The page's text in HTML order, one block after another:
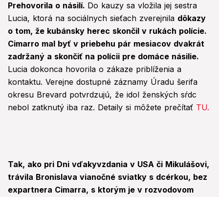
Prehovorila o násilí. Do kauzy sa vložila jej sestra
Lucia, ktorá na sociálnych sieťach zverejnila dôkazy
o tom, že kubánsky herec skončil v rukách polície.
Cimarro mal byť v priebehu pár mesiacov dvakrát
zadržaný a skončiť na polícii pre domáce násilie.
Lucia dokonca hovorila o zákaze priblíženia a
kontaktu. Verejne dostupné záznamy Úradu šerifa
okresu Brevard potvrdzujú, že idol ženských sŕdc
nebol zatknutý iba raz. Detaily si môžete prečítať TU.
Tak, ako pri Dni vďakyvzdania v USA či Mikulášovi,
trávila Bronislava vianočné sviatky s dcérkou, bez
expartnera Cimarra, s ktorým je v rozvodovom